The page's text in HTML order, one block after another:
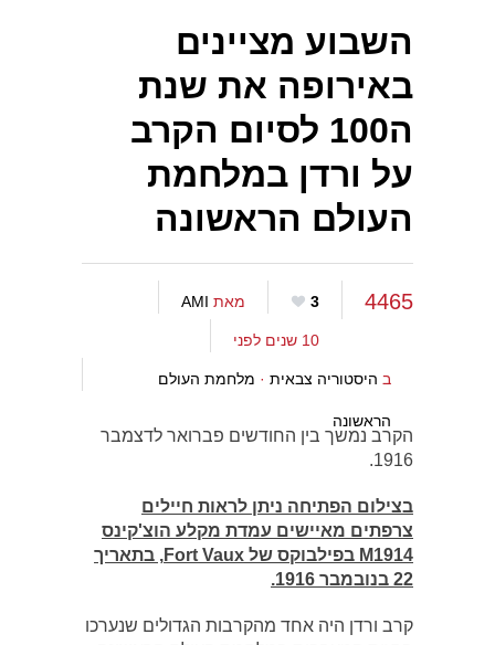
השבוע מציינים
באירופה את שנת
ה100 לסיום הקרב
על ורדן במלחמת
העולם הראשונה
4465
3 מאת AMI
10 שנים לפני
ב היסטוריה צבאית · מלחמת העולם
הראשונה
הקרב נמשך בין החודשים פברואר לדצמבר
1916.
בצילום הפתיחה ניתן לראות חיילים
צרפתים מאיישים עמדת מקלע הוצ'קינס
M1914 בפילבוקס של Fort Vaux, בתאריך
22 בנובמבר 1916.
קרב ורדן היה אחד מהקרבות הגדולים שנערכו